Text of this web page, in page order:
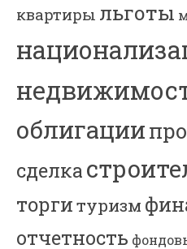
квартиры льготы
облигации
сделка
торгитуризм
отчетность